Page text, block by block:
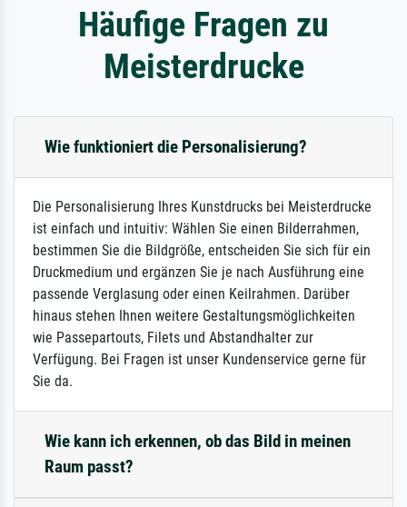
Häufige Fragen zu
Meisterdrucke
Wie funktioniert die Personalisierung?
Die Personalisierung Ihres Kunstdrucks bei Meisterdrucke
ist einfach und intuitiv: Wählen Sie einen Bilderrahmen,
bestimmen Sie die Bildgröße, entscheiden Sie sich für ein
Druckmedium und ergänzen Sie je nach Ausführung eine
passende Verglasung oder einen Keilrahmen. Darüber
hinaus stehen Ihnen weitere Gestaltungsmöglichkeiten
wie Passepartouts, Filets und Abstandhalter zur
Verfügung. Bei Fragen ist unser Kundenservice gerne für
Sie da.
Wie kann ich erkennen, ob das Bild in meinen
Raum passt?